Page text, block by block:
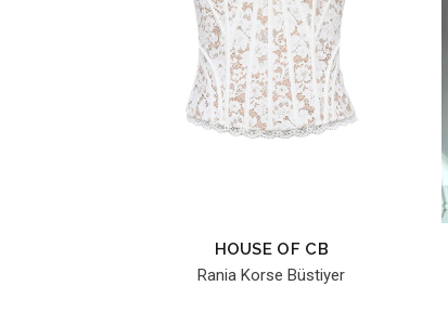
HOUSE OF CB
Rania Korse Büstiyer